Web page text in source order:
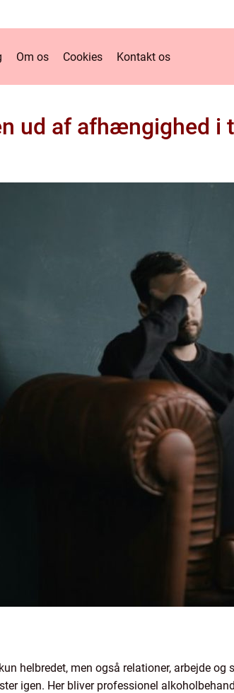
Om os Cookies Kontakt os
ud af afhængighed i
helbredet, men også relationer, arbejde
igen. Her bliver professionel